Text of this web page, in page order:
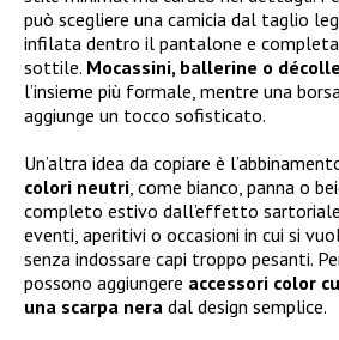
può scegliere una camicia dal taglio
infilata dentro il pantalone e
sottile. Mocassini, ballerine o
l’insieme più formale, mentre una
aggiunge un tocco sofisticato.
Un’altra idea da copiare è
colori neutri , come bianco, panna o
completo estivo dall’effetto
eventi, aperitivi o occasioni in cui si
senza indossare capi troppo pesanti.
possono aggiungere accessori color
una scarpa nera dal design semplice.